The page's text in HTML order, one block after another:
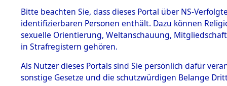
1.
Inhaftierungsdoku
mente
1.2.9 Beim ITS
verwahrte
1.2.9.1
Effekten aus
WEISER,
Land
Bitte beachten Sie, dass dieses Portal über NS-
identifizierbaren Personen enthält. Dazu können
sexuelle Orientierung, Weltanschauung,
in Strafregistern gehören.
Als Nutzer dieses Portals sind Sie persönlich dafür
sonstige Gesetze und die schutzwürdigen Belange